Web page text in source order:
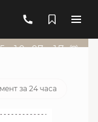
6 765 277 руб.
д:10ч:07м:17с
за 24 часа